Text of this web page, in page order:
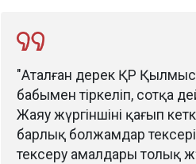
"Аталған дерек ҚР
бабымен тіркеліп, сотқа
Жаяу жүргіншіні қағып
барлық болжамдар
тексеру амалдары толық